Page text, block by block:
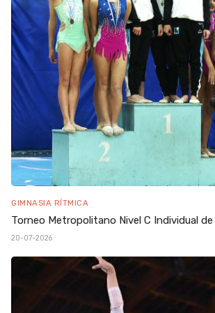
GIMNASIA RÍTMICA
Torneo Metropolitano Nivel C Individual
20-07-2026